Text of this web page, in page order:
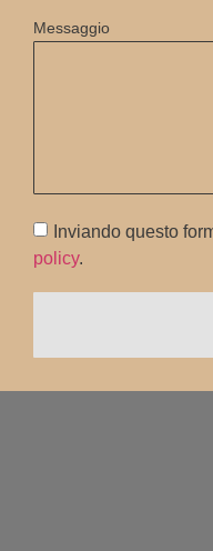
Messaggio
Inviando questo
policy.